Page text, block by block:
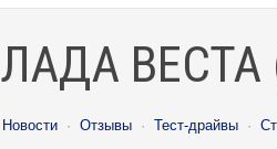
ЛАДА ВЕСТА
Новости · Отзывы · Тест-драйвы ·